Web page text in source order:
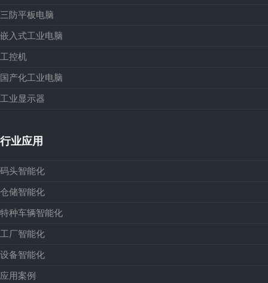
三防平板电脑
嵌入式工业电脑
工控机
国产化工业电脑
工业显示器
行业应用
码头智能化
仓储智能化
特种车辆智能化
工厂智能化
设备智能化
应用案例